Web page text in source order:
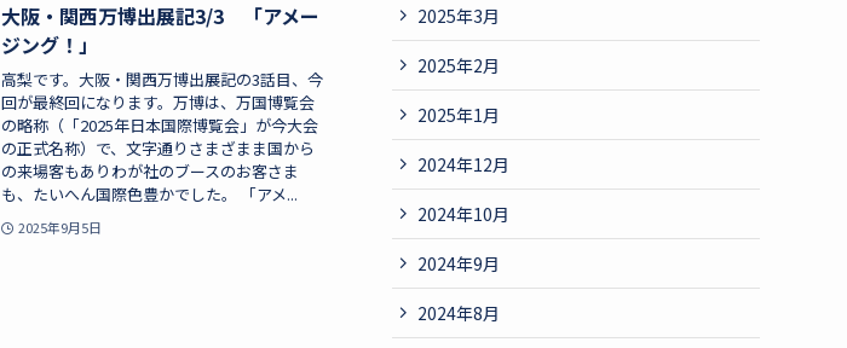
大阪・関西万博出展記3/3 「アメー
ジング！」
高梨です。大阪・関西万博出展記の3話目、今
回が最終回になります。万博は、万国博覧会
の略称（「2025年日本国際博覧会」が今大会
の正式名称）で、文字通りさまざまま国から
の来場客もありわが社のブースのお客さま
も、たいへん国際色豊かでした。 「アメ...
2025年9月5日
2025年3月
2025年2月
2025年1月
2024年12月
2024年10月
2024年9月
2024年8月